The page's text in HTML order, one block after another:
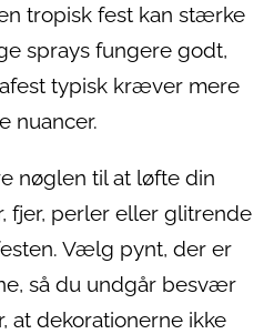
tropisk fest kan stærke
sprays fungere godt,
typisk kræver mere
nuancer.
nøglen til at løfte din
fjer, perler eller glitrende
Vælg pynt, der er
så du undgår besvær
at dekorationerne ikke